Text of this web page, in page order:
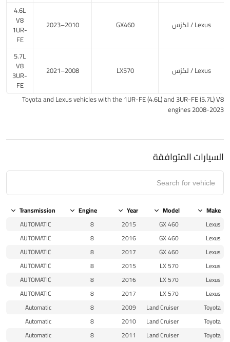
Lexus / لكزس GX460
2010–2023
4.6L
V8
1UR-
FE
Lexus / لكزس LX570
2008–2021
5.7L
V8
3UR-
FE
Toyota and Lexus vehicles with the 1UR-FE (4.6L) and 3UR-FE (5.7L) V8
engines 2008-2023
السيارات المتوافقة
Make
Model
Year
Engine
Transmission
Lexus
GX 460
2015
8
AUTOMATIC
Lexus
GX 460
2016
8
AUTOMATIC
Lexus
GX 460
2017
8
AUTOMATIC
Lexus
LX 570
2015
8
AUTOMATIC
Lexus
LX 570
2016
8
AUTOMATIC
Lexus
LX 570
2017
8
AUTOMATIC
Toyota
Land Cruiser
2009
8
Automatic
Toyota
Land Cruiser
2010
8
Automatic
Toyota
Land Cruiser
2011
8
Automatic